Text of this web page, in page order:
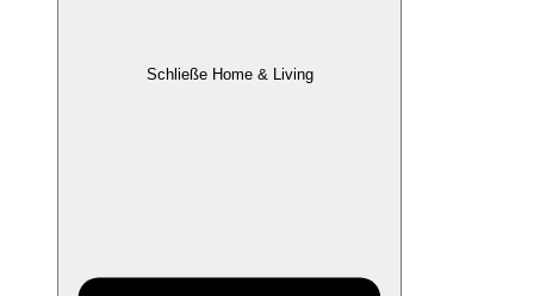
Schließe Home & Living